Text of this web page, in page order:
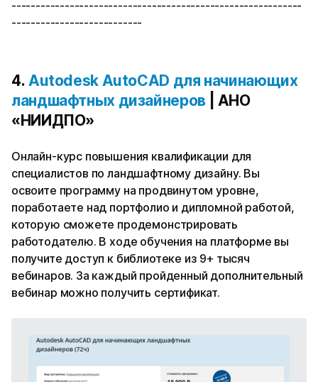
------------------------------------------------------------
---------------------------
4. Autodesk AutoCAD для начинающих
ландшафтных дизайнеров| АНО
«НИИДПО»
Онлайн-курс повышения квалификации для
специалистов по ландшафтному дизайну. Вы
освоите программу на продвинутом уровне,
поработаете над портфолио и дипломной работой,
которую сможете продемонстрировать
работодателю. В ходе обучения на платформе вы
получите доступ к библиотеке из 9+ тысяч
вебинаров. За каждый пройденный дополнительный
вебинар можно получить сертификат.